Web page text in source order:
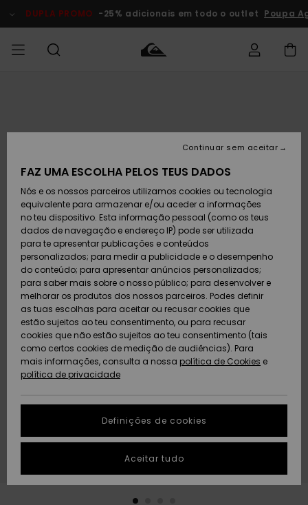
do
DUPLA PROMO -25% adicionais em todo o outlet Poupa
Calçado e
chinelos
Surfe/água
Snow
Artigos
recém-
chegados
Coleções
MENINO
Calçado e
chinelos
Surfe/água
Neve
Artigos
recém-
chegados
Highlights
MULHER
chegados
Highlights
Snow
SURF
Crianças
Highlights
Community
SNOW
Artigos
Criança
Snow Shop
Feminino
Highlights
Community
DUPLA
PROMO
Criança
Outlet
Mulher
AJUDA
Devoluções
Pagamento
Cartão
presente
Quiksilver
Freedom
Protecção de
dados
Guia de
tamanhos
conversa para
obteres a
resposta mais
rápida à tua
SUSTAINABILITY
PRESENTE
FAZ UMA ESCOLHA PELOS TEUS DADOS
Nós e os nossos parceiros utilizamos cookies ou tecnologia
equivalente para armazenar e/ou aceder a informações
no teu dispositivo. Esta informação pessoal (como os teus
dados de navegação e endereço IP) pode ser utilizada
para te apresentar publicações e conteúdos
personalizados; para medir a publicidade e o desempenho
do conteúdo; para apresentar anúncios personalizados;
para saber mais sobre o nosso público; para desenvolver e
melhorar os produtos dos nossos parceiros. Podes definir
as tuas escolhas para aceitar ou recusar cookies que
estão sujeitos ao teu consentimento, ou para recusar
cookies que não estão sujeitos ao teu consentimento (tais
como certos cookies de medição de audiências). Para
mais informações, consulta a nossa política de Cookies e
política de privacidade
Definições de cookies
Continuar sem aceitar
Aceitar tudo